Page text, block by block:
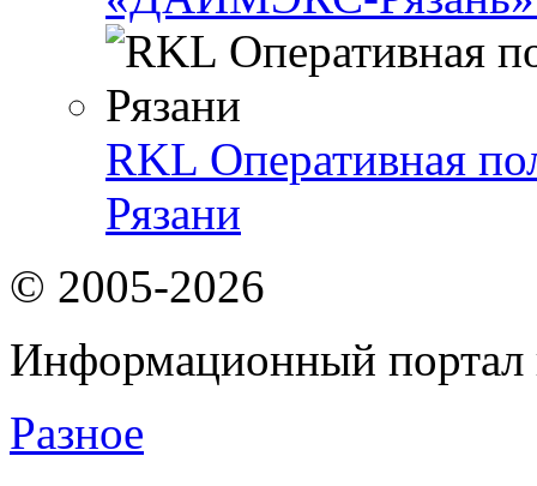
RKL Оперативная
Рязани
© 2005-2026
Информационный портал
Разное